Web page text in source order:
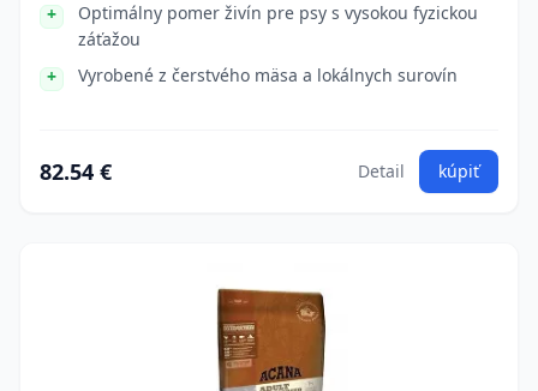
Optimálny pomer živín pre psy s vysokou fyzickou
záťažou
Vyrobené z čerstvého mäsa a lokálnych surovín
82.54 € Detail kúpiť